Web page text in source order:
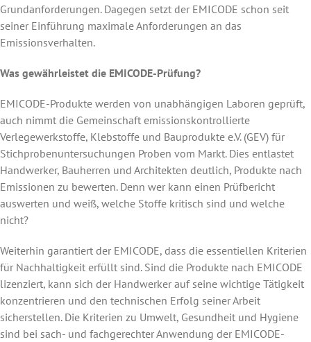
Grundanforderungen. Dagegen setzt der EMICODE schon seit
seiner Einführung maximale Anforderungen an das
Emissionsverhalten.
Was gewährleistet die EMICODE-Prüfung?
EMICODE-Produkte werden von unabhängigen Laboren geprüft,
auch nimmt die Gemeinschaft emissionskontrollierte
Verlegewerkstoffe, Klebstoffe und Bauprodukte e.V. (GEV) für
Stichprobenuntersuchungen Proben vom Markt. Dies entlastet
Handwerker, Bauherren und Architekten deutlich, Produkte nach
Emissionen zu bewerten. Denn wer kann einen Prüfbericht
auswerten und weiß, welche Stoffe kritisch sind und welche
nicht?
Weiterhin garantiert der EMICODE, dass die essentiellen Kriterien
für Nachhaltigkeit erfüllt sind. Sind die Produkte nach EMICODE
lizenziert, kann sich der Handwerker auf seine wichtige Tätigkeit
konzentrieren und den technischen Erfolg seiner Arbeit
sicherstellen. Die Kriterien zu Umwelt, Gesundheit und Hygiene
sind bei sach- und fachgerechter Anwendung der EMICODE-